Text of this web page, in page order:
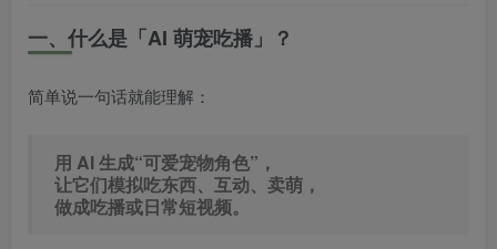
一、什么是「AI 萌宠吃播」？
简单说一句话就能理解：
用 AI 生成“可爱宠物角色”，
让它们模拟吃东西、互动、卖萌，
做成吃播或日常短视频。